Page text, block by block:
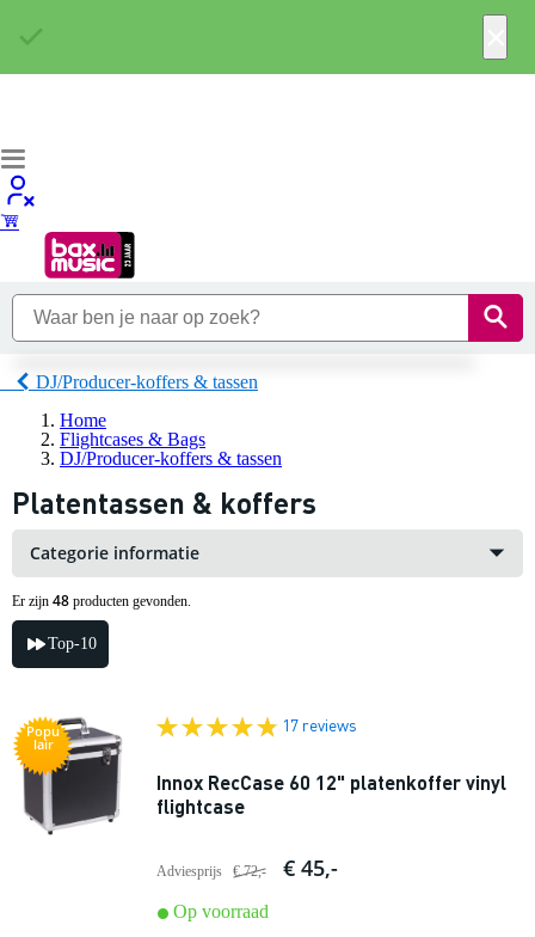
DJ/Producer-koffers & tassen
Home
Flightcases & Bags
DJ/Producer-koffers & tassen
Platentassen & koffers
Categorie informatie
Er zijn 48 producten gevonden.
Top-10
Popu
lair
17 reviews
Innox RecCase 60 12" platenkoffer vinyl
flightcase
Adviesprijs € 72,- € 45,-
Op voorraad